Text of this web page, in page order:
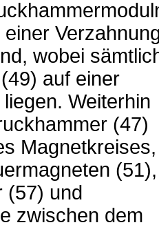
wobei
auf einer
Weiterhin
(47)
Magnetkreises,
(51),
(57) und
zwischen dem